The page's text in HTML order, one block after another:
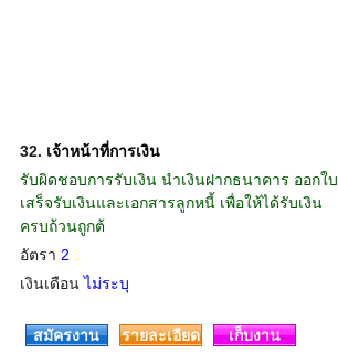
32. เจ้าหน้าที่การเงิน
รับผิดชอบการรับเงิน นำเงินฝากธนาคาร ออกใบ
เสร็จรับเงินและเอกสารลูกหนี้ เพื่อให้ได้รับเงิน
ครบถ้วนถูกต้
อัตรา 2
เงินเดือนไม่ระบุ
สมัครงาน
รายละเอียด เก็บงาน